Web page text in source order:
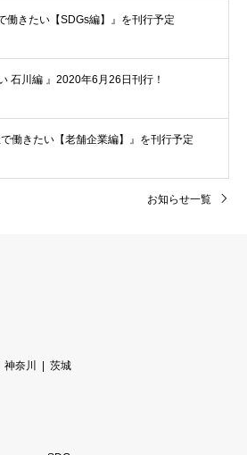
働きたい【SDGs編】』を刊行予定
石川編 』2020年6月26日刊行！
働きたい【老舗企業編】』を刊行予定
お知らせ一覧
神奈川
茨城